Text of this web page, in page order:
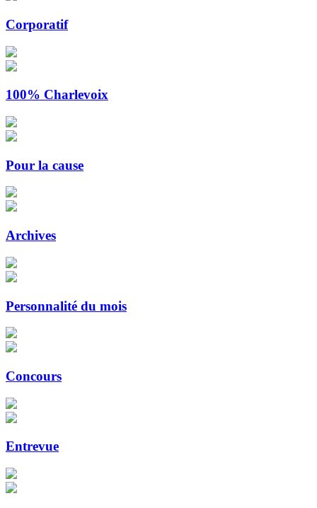
Corporatif
100% Charlevoix
Pour la cause
Archives
Personnalité du mois
Concours
Entrevue